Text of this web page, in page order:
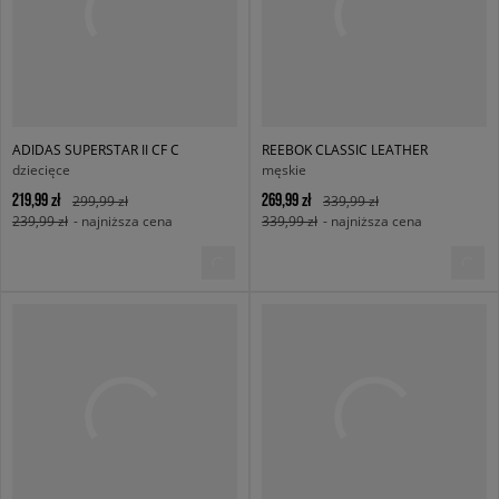
ADIDAS SUPERSTAR II CF C
dziecięce
219,99 zł
299,99 zł
239,99 zł - najniższa cena
REEBOK CLASSIC LEATHER
męskie
269,99 zł
339,99 zł
339,99 zł - najniższa cena